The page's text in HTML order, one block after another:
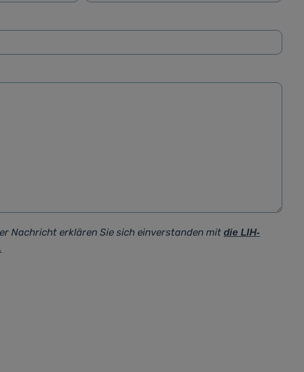
Nachricht erklären Sie sich einverstanden mitdie LIH-